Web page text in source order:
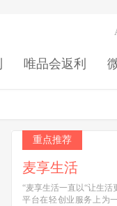
唯品会返利
重点推荐
麦享生活
“麦享生活一直以“让生活
平台在轻创业服务上为